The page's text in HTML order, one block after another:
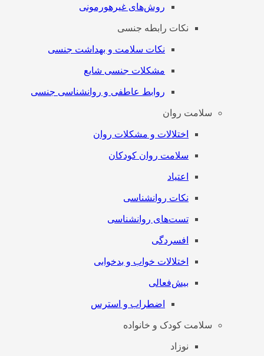
روش‌های غیرهورمونی
نکات رابطه جنسی
نکات سلامت و بهداشت جنسی
مشکلات جنسی شایع
روابط عاطفی و روانشناسی جنسی
سلامت روان
اختلالات و مشکلات روان
سلامت روان کودکان
اعتیاد
نکات روانشناسی
تست‌های روانشناسی
افسردگی
اختلالات خواب و بدخوابی
بیش‌فعالی
اضطراب و استرس
سلامت کودک و خانواده
نوزاد